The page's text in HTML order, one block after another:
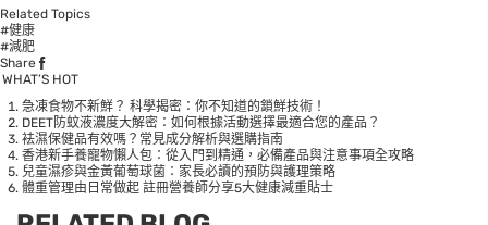
Related Topics
#健康
#減肥
Share
WHAT’S HOT
急凍食物不新鮮？ 科學揭密：你不知道的鎖鮮技術！
DEET防蚊液濃度大解密：如何根據活動選擇最適合您的產品？
袪濕保健品有效嗎？常見成分解析與選購指南
香港新手養寵物懶人包：從入門到精通，必備產品與注意事項全攻略
兒童濕疹與金黃葡萄球菌：家長必讀的預防與護理策略
體重管理由日常做起 註冊營養師分享5大健康減重貼士